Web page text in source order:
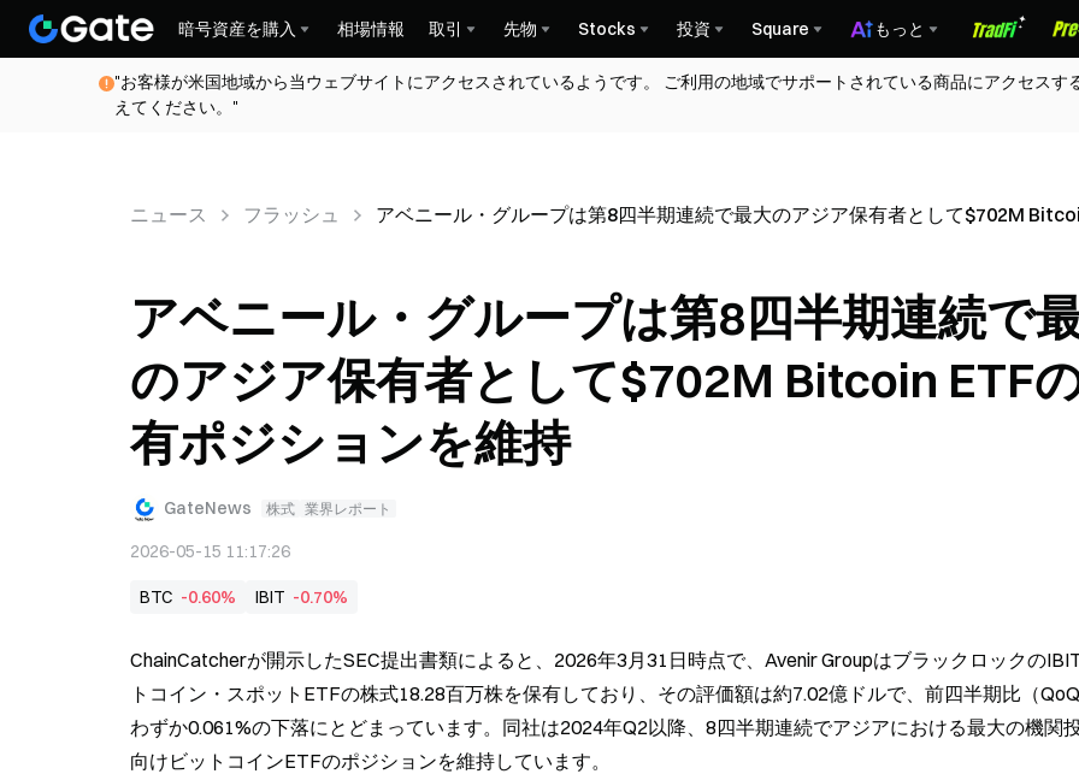
暗号資産を購入 相場情報 取引 先物 Stocks 投資 Square もっと
"お客様が米国地域から当ウェブサイトにアクセスされているようです。 ご利用の地域でサポートされている商品にアクセスす
えてください。"
ニュース フラッシュ アベニール・グループは第8四半期連続で最大のアジア保有者として$702M
アベニール・グループは第8四半期連続で
のアジア保有者として$702M Bitcoin ETF
有ポジションを維持
GateNews 株式 業界レポート
2026-05-15 11:17:26
BTC -0.60% IBIT -0.70%
ChainCatcherが開示したSEC提出書類によると、2026年3月31日時点で、Avenir Groupはブラックロックの
トコイン・スポットETFの株式18.28百万株を保有しており、その評価額は約7.02億ドルで、前四半期比（
わずか0.061%の下落にとどまっています。同社は2024年Q2以降、8四半期連続でアジアにおける最大の機関
向けビットコインETFのポジションを維持しています。